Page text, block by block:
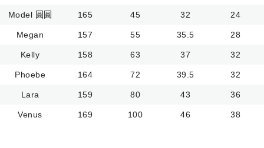
Model 圓圓 165 45 32 24
Megan 157 55 35.5 28
Kelly 158 63 37 32
Phoebe 164 72 39.5 32
Lara 159 80 43 36
Venus 169 100 46 38